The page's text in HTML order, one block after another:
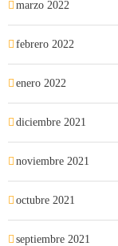
marzo 2022
febrero 2022
enero 2022
diciembre 2021
noviembre 2021
octubre 2021
septiembre 2021